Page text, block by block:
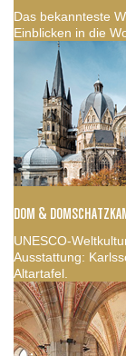
Das bekannteste
Einblicken in die
DOM &
UNESCO-
Ausstattung:
Altartafel.